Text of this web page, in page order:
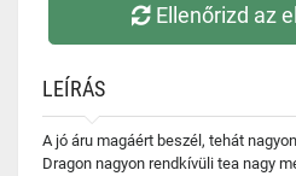
Ellenőrizd az
LEÍRÁS
A jó áru magáért beszél, tehát
Dragon nagyon rendkívüli tea nagy